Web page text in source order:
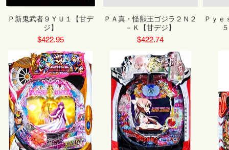
Ｐ新鬼武者９ＹＵ１【甘デ
ジ】
Price
$422.95
ＰＡ真・怪獣王ゴジラ２Ｎ２
－Ｋ【甘デジ】
Price
$422.74
Ｐｙｅ